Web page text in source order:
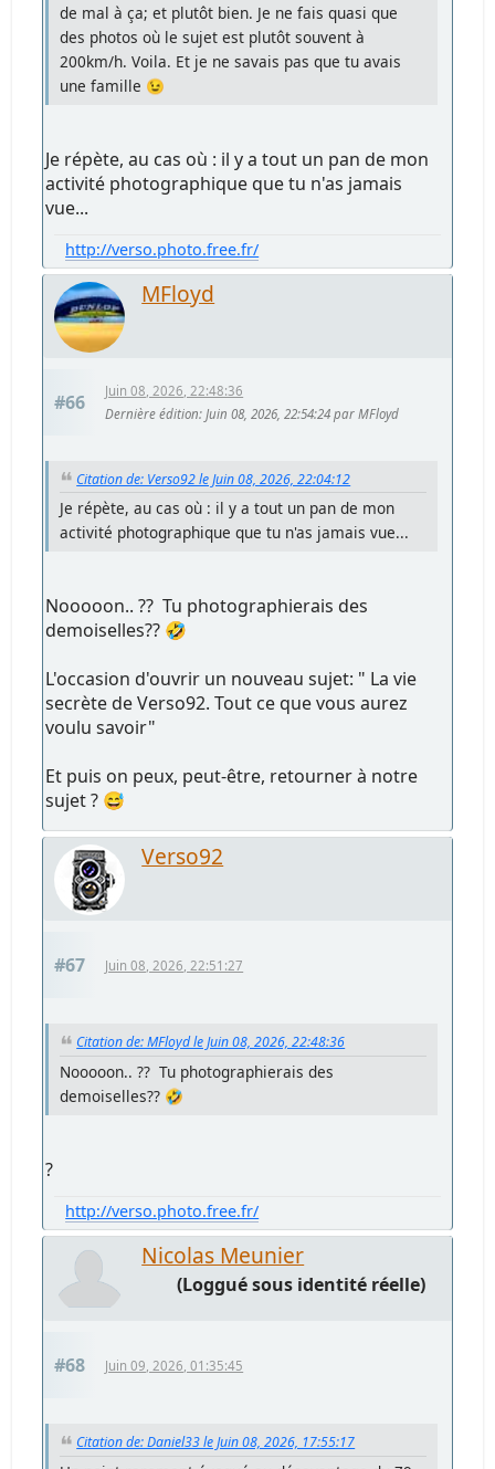
de mal à ça; et plutôt bien. Je ne fais quasi que
des photos où le sujet est plutôt souvent à
200km/h. Voila. Et je ne savais pas que tu avais
une famille 😉
Je répète, au cas où : il y a tout un pan de mon
activité photographique que tu n'as jamais
vue...
http://verso.photo.free.fr/
MFloyd
#66
Juin 08, 2026, 22:48:36
Dernière édition: Juin 08, 2026, 22:54:24 par MFloyd
Citation de: Verso92 le Juin 08, 2026, 22:04:12
Je répète, au cas où : il y a tout un pan de mon
activité photographique que tu n'as jamais vue...
Nooooon.. ?? Tu photographierais des
demoiselles?? 🤣
L'occasion d'ouvrir un nouveau sujet: " La vie
secrète de Verso92. Tout ce que vous aurez
voulu savoir"
Et puis on peux, peut-être, retourner à notre
sujet ? 😅
Verso92
#67 Juin 08, 2026, 22:51:27
Citation de: MFloyd le Juin 08, 2026, 22:48:36
Nooooon.. ?? Tu photographierais des
demoiselles?? 🤣
?
http://verso.photo.free.fr/
Nicolas Meunier
(Loggué sous identité réelle)
#68 Juin 09, 2026, 01:35:45
Citation de: Daniel33 le Juin 08, 2026, 17:55:17